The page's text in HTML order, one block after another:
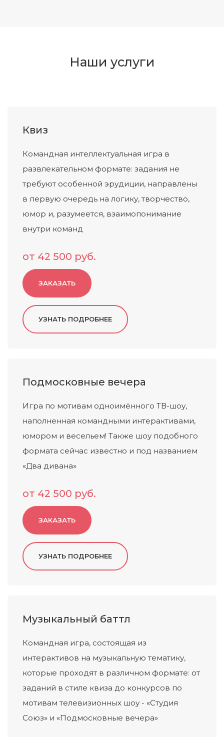
Наши услуги
Квиз
Командная интеллектуальная игра в
развлекательном формате: задания не
требуют особенной эрудиции, направлены
в первую очередь на логику, творчество,
юмор и, разумеется, взаимопонимание
внутри команд
от 42 500 руб.
ЗАКАЗАТЬ
Подмосковные вечера
Игра по мотивам одноимённого ТВ-шоу,
наполненная командными интерактивами,
юмором и весельем! Также шоу подобного
формата сейчас известно и под названием
«Два дивана»
от 42 500 руб.
ЗАКАЗАТЬ
Музыкальный баттл
Командная игра, состоящая из
интерактивов на музыкальную тематику,
которые проходят в различном формате: от
заданий в стиле квиза до конкурсов по
мотивам телевизионных шоу - «Студия
Союз» и «Подмосковные вечера»